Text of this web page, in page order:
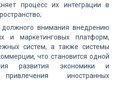
процесс их интеграции в
должного внимания внедрению
и маркетинговых платформ,
систем, а также системы
что становится одной
развития экономики и
привлечения иностранных